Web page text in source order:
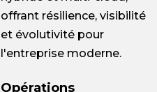
offrant résilience, visibilité
et évolutivité pour
l'entreprise moderne.
Opérations